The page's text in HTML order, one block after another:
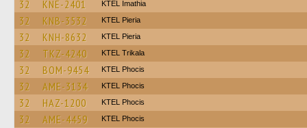
32 KNE-2401 KTEL Imathia
32 KNB-3532 KTEL Pieria
32 KNH-8632 KTEL Pieria
32 TKZ-4240 ΚΤΕL Τrikala
32 BOM-9454 ΚΤΕL Phocis
32 AME-3134 ΚΤΕL Phocis
32 HAZ-1200 ΚΤΕL Phocis
32 AME-4459 ΚΤΕL Phocis